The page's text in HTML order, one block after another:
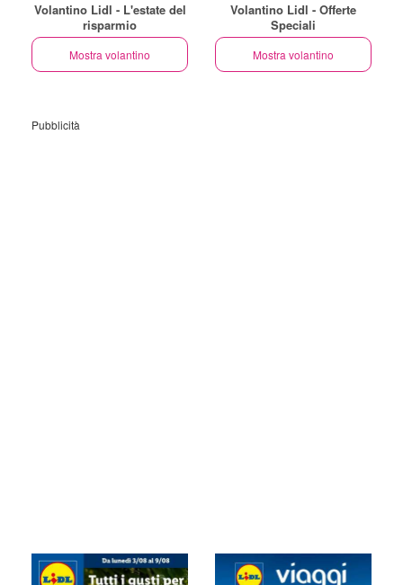
Volantino Lidl - L'estate del
risparmio
Mostra volantino
Volantino Lidl - Offerte
Speciali
Mostra volantino
Pubblicità